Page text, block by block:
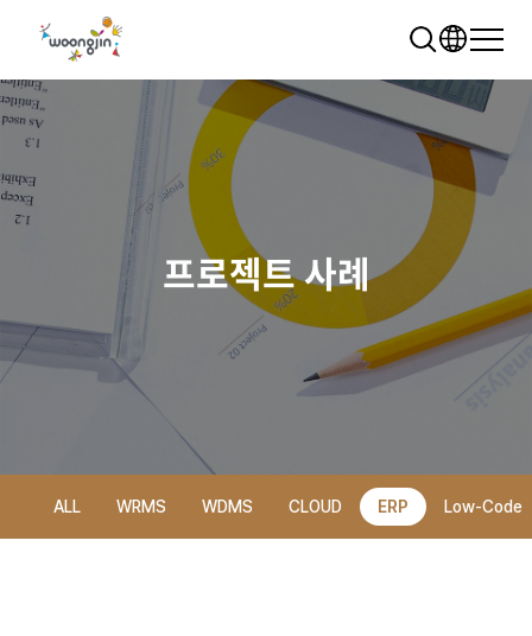
추천 검색어
WDMS
모빌리티 클라우드
프로젝트 사례
ALL WRMS WDMS CLOUD ERP Low-Code